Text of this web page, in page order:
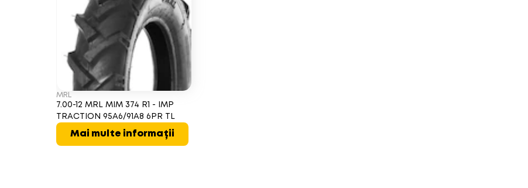
MRL
7.00-12 MRL MIM 374 R1 - IMP
TRACTION 95A6/91A8 6PR TL
Mai multe informații